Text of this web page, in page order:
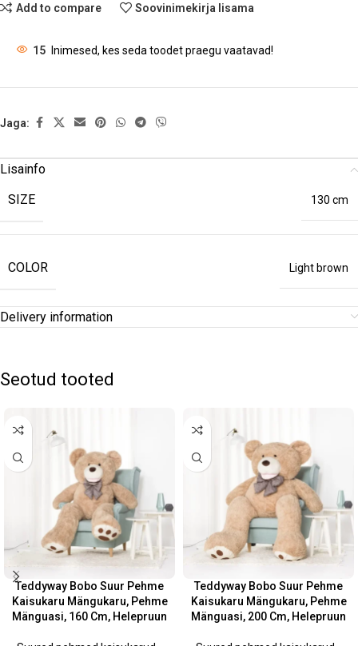
Add to compare Soovinimekirja lisama
15 Inimesed, kes seda toodet praegu vaatavad!
Jaga:
Lisainfo
SIZE
130 cm
COLOR Light brown
Delivery information
Seotud tooted
Teddyway Bobo Suur Pehme
Kaisukaru Mängukaru, Pehme
Mänguasi, 160 Cm, Helepruun
Teddyway Bobo Suur Pehme
Kaisukaru Mängukaru, Pehme
Mänguasi, 200 Cm, Helepruun